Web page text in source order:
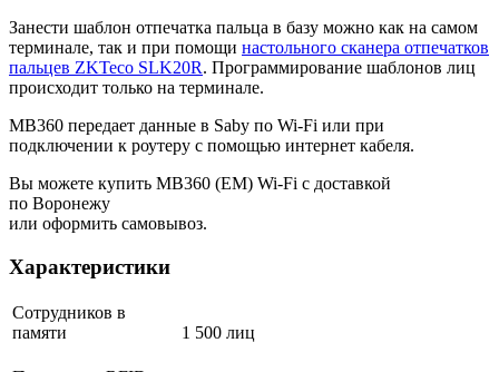
Занести шаблон отпечатка пальца в базу можно как на самом
терминале, так и при помощи настольного сканера отпечатков
пальцев ZKTeco SLK20R. Программирование шаблонов лиц
происходит только на терминале.
MB360 передает данные в Saby по Wi-Fi или при
подключении к роутеру с помощью интернет кабеля.
Вы можете купить MB360 (EM) Wi-Fi с доставкой
по Воронежу
или оформить самовывоз.
Характеристики
Сотрудников в
памяти
1 500 лиц